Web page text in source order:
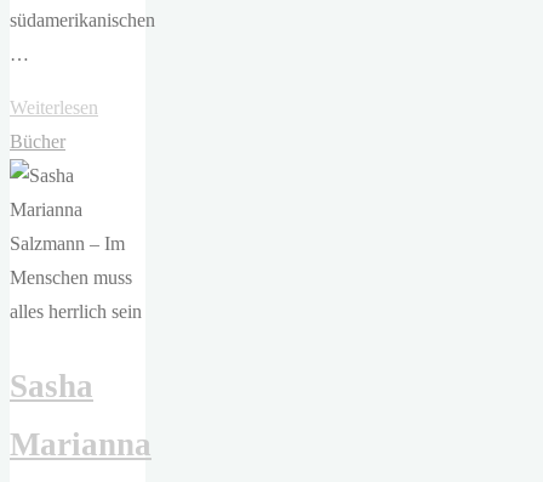
südamerikanischen
…
Weiterlesen
Bücher
Sasha
Marianna